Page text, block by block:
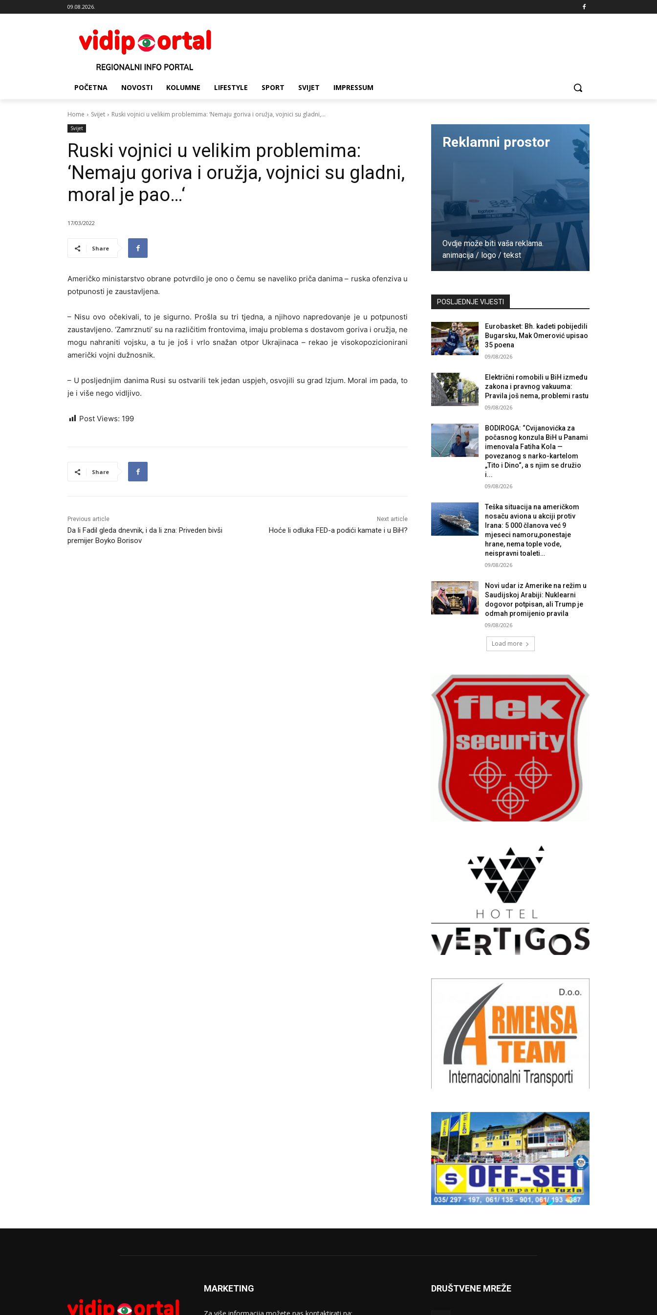
09.08.2026.
POČETNA NOVOSTI KOLUMNE LIFESTYLE SPORT SVIJET IMPRESSUM
Home Svijet Ruski vojnici u velikim problemima: ‘Nemaju goriva i oružja, vojnici su gladni,...
Svijet
Ruski vojnici u velikim problemima:
‘Nemaju goriva i oružja, vojnici su gladni,
moral je pao…‘
17/03/2022
Share
Američko ministarstvo obrane potvrdilo je ono o čemu se naveliko priča danima – ruska ofenziva u
potpunosti je zaustavljena.
– Nisu ovo očekivali, to je sigurno. Prošla su tri tjedna, a njihovo napredovanje je u potpunosti
zaustavljeno. ‘Zamrznuti’ su na različitim frontovima, imaju problema s dostavom goriva i oružja, ne
mogu nahraniti vojsku, a tu je još i vrlo snažan otpor Ukrajinaca – rekao je visokopozicionirani
američki vojni dužnosnik.
– U posljednjim danima Rusi su ostvarili tek jedan uspjeh, osvojili su grad Izjum. Moral im pada, to
je i više nego vidljivo.
Post Views: 199
Share
Previous article
Da li Fadil gleda dnevnik, i da li zna: Priveden bivši
premijer Boyko Borisov
Next article
Hoće li odluka FED-a podići kamate i u BiH?
Reklamni prostor
Ovdje može biti vaša reklama.
animacija / logo / tekst
POSLJEDNJE VIJESTI
Eurobasket: Bh. kadeti pobijedili
Bugarsku, Mak Omerović upisao
35 poena
09/08/2026
Električni romobili u BiH između
zakona i pravnog vakuuma:
Pravila još nema, problemi rastu
09/08/2026
BODIROGA: “Cvijanovićka za
počasnog konzula BiH u Panami
imenovala Fatiha Kola —
povezanog s narko-kartelom
„Tito i Dino“, a s njim se družio
i...
09/08/2026
Teška situacija na američkom
nosaču aviona u akciji protiv
Irana: 5 000 članova već 9
mjeseci namoru,ponestaje
hrane, nema tople vode,
neispravni toaleti…
09/08/2026
Novi udar iz Amerike na režim u
Saudijskoj Arabiji: Nuklearni
dogovor potpisan, ali Trump je
odmah promijenio pravila
09/08/2026
Load more
MARKETING DRUŠTVENE MREŽE